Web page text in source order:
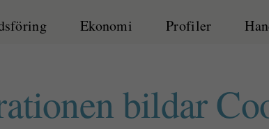
Ekonomi Profiler
bildar